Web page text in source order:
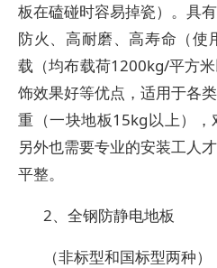
板在磕碰时容易掉瓷）。具
防火、高耐磨、高寿命（使
载（均布载荷1200kg/平方
饰效果好等优点，适用于各
重（一块地板15kg以上），
另外也需要专业的安装工人
平整。
2、全钢防静电地板
（非标型和国标型两种）